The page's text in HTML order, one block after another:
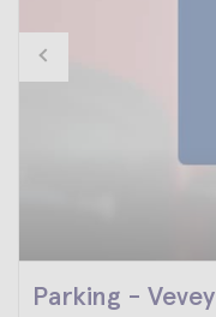
Parking - Vevey